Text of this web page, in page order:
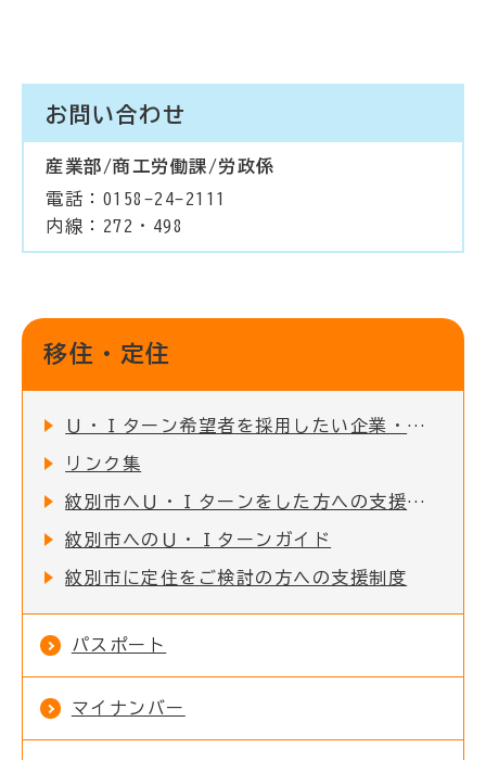
お問い合わせ
産業部/商工労働課/労政係
電話：0158-24-2111
内線：272・498
移住・定住
Ｕ・Ｉターン希望者を採用したい企業・事業所の方へ
リンク集
紋別市へＵ・Ｉターンをした方への支援制度
紋別市へのＵ・Ｉターンガイド
紋別市に定住をご検討の方への支援制度
パスポート
マイナンバー